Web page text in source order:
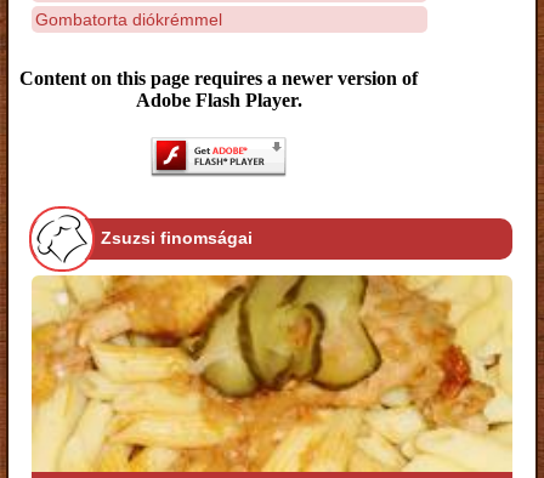
Gombatorta diókrémmel
Content on this page requires a newer version of
Adobe Flash Player.
Zsuzsi finomságai